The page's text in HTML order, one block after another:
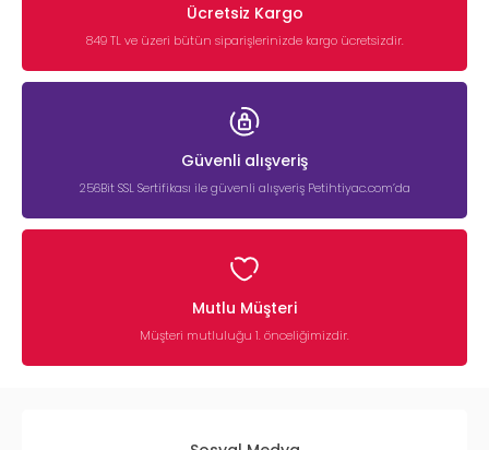
Ücretsiz Kargo
849 TL ve üzeri bütün siparişlerinizde kargo ücretsizdir.
Güvenli alışveriş
256Bit SSL Sertifikası ile güvenli alışveriş Petihtiyac.com’da
Mutlu Müşteri
Müşteri mutluluğu 1. önceliğimizdir.